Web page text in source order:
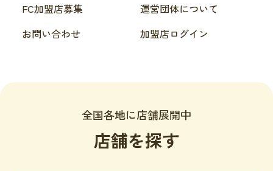
FC加盟店募集
運営団体について
お問い合わせ
加盟店ログイン
全国各地に店舗展開中
店舗を探す